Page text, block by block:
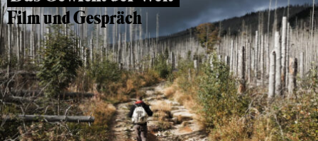
Film und Gespräch